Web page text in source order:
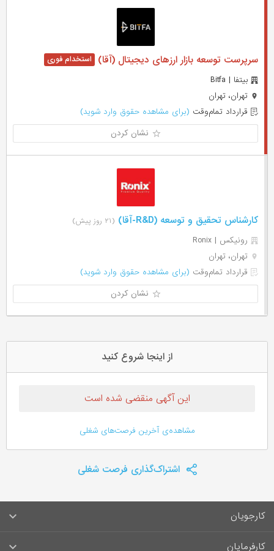
سرپرست توسعه بازار ارزهای دیجیتال (آقا)
بیتفا | Bitfa
تهران، تهران
قرارداد تمام‌وقت (برای مشاهده حقوق وارد شوید)
نشان کردن
کارشناس تحقیق و توسعه (R&D-آقا) (۲۱ روز پیش)
رونیکس | Ronix
تهران، تهران
قرارداد تمام‌وقت (برای مشاهده حقوق وارد شوید)
نشان کردن
از اینجا شروع کنید
این آگهی منقضی شده است
مشاهده‌ی آخرین فرصت‌های شغلی
اشتراک‌گذاری فرصت شغلی
کارجویان
سوالات متداول کارجویان
کارفرمایان